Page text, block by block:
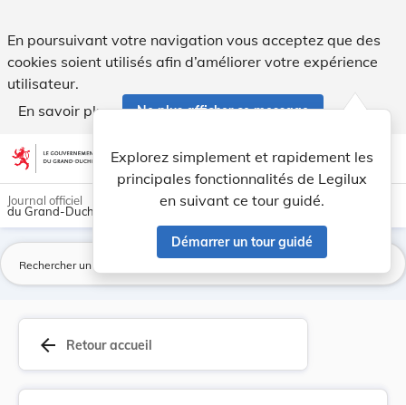
En poursuivant votre navigation vous acceptez que des
cookies soient utilisés afin d’améliorer votre expérience
utilisateur.
En savoir plus
Ne plus afficher ce message
Aller au contenu account_circle help Aide
Explorez simplement et rapidement les
principales fonctionnalités de Legilux
en suivant ce tour guidé.
Démarrer un tour guidé
light_mode dark_mode
Journal officiel
du Grand-Duché de Luxembourg
arrow_back Retour accueil